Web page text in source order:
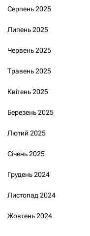
Серпень 2025
Липень 2025
Червень 2025
Травень 2025
Квітень 2025
Березень 2025
Лютий 2025
Січень 2025
Грудень 2024
Листопад 2024
Жовтень 2024